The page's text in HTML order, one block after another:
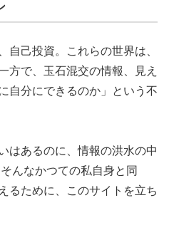
自己投資。これらの世界は、
方で、玉石混交の情報、見え
自分にできるのか」という不
はあるのに、情報の洪水の中
んなかつての私自身と同
るために、このサイトを立ち